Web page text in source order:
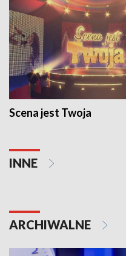
Scena jest Twoja
INNE
ARCHIWALNE